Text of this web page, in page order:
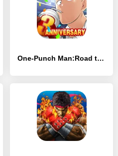
One-Punch Man:Road to Hero 2.0